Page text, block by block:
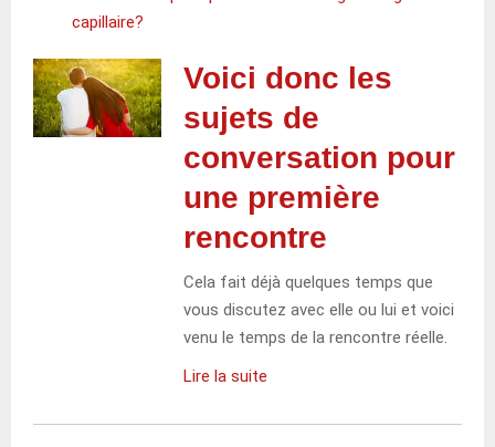
capillaire?
Voici donc les
sujets de
conversation pour
une première
rencontre
Cela fait déjà quelques temps que
vous discutez avec elle ou lui et voici
venu le temps de la rencontre réelle.
Lire la suite